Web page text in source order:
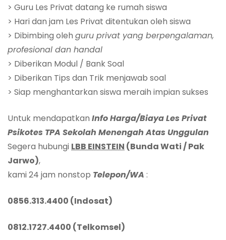
> Guru Les Privat datang ke rumah siswa
> Hari dan jam Les Privat ditentukan oleh siswa
> Dibimbing oleh guru privat yang berpengalaman,
profesional dan handal
> Diberikan Modul / Bank Soal
> Diberikan Tips dan Trik menjawab soal
> Siap menghantarkan siswa meraih impian sukses
Untuk mendapatkan Info Harga/Biaya Les Privat
Psikotes TPA Sekolah Menengah Atas Unggulan
Segera hubungi LBB EINSTEIN (Bunda Wati / Pak
Jarwo),
kami 24 jam nonstop Telepon/WA :
0856.313.4400 (Indosat)
0812.1727.4400 (Telkomsel)